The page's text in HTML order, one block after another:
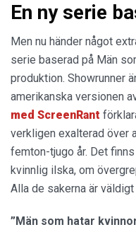
En ny serie
Men nu händer något
serie baserad på Män
produktion. Showrunner
amerikanska versionen
med ScreenRant
verkligen exalterad över
femton-tjugo år. Det
kvinnlig ilska, om
Alla de sakerna är
”Män som hatar